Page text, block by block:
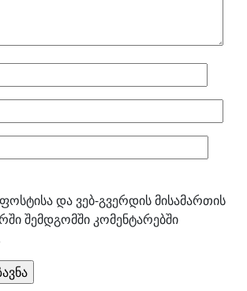
და ვებ-გვერდის მისამართის
შემდგომში კომენტარებში